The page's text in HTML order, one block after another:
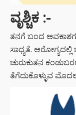
ವೃಶ್ಚಿಕ :-
ತನಗೆ ಬಂದ
ಸಾಧ್ಯತೆ.
ಚುರುಕುತನ
ತೆಗೆದುಕೊಳ್ಳುವ